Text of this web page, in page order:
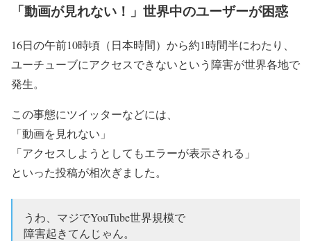
「動画が見れない！」世界中のユーザーが困惑
16日の午前10時頃（日本時間）から約1時間半にわたり、
ユーチューブにアクセスできないという障害が世界各地で
発生。
この事態にツイッターなどには、
「動画を見れない」
「アクセスしようとしてもエラーが表示される」
といった投稿が相次ぎました。
うわ、マジでYouTube世界規模で
障害起きてんじゃん。